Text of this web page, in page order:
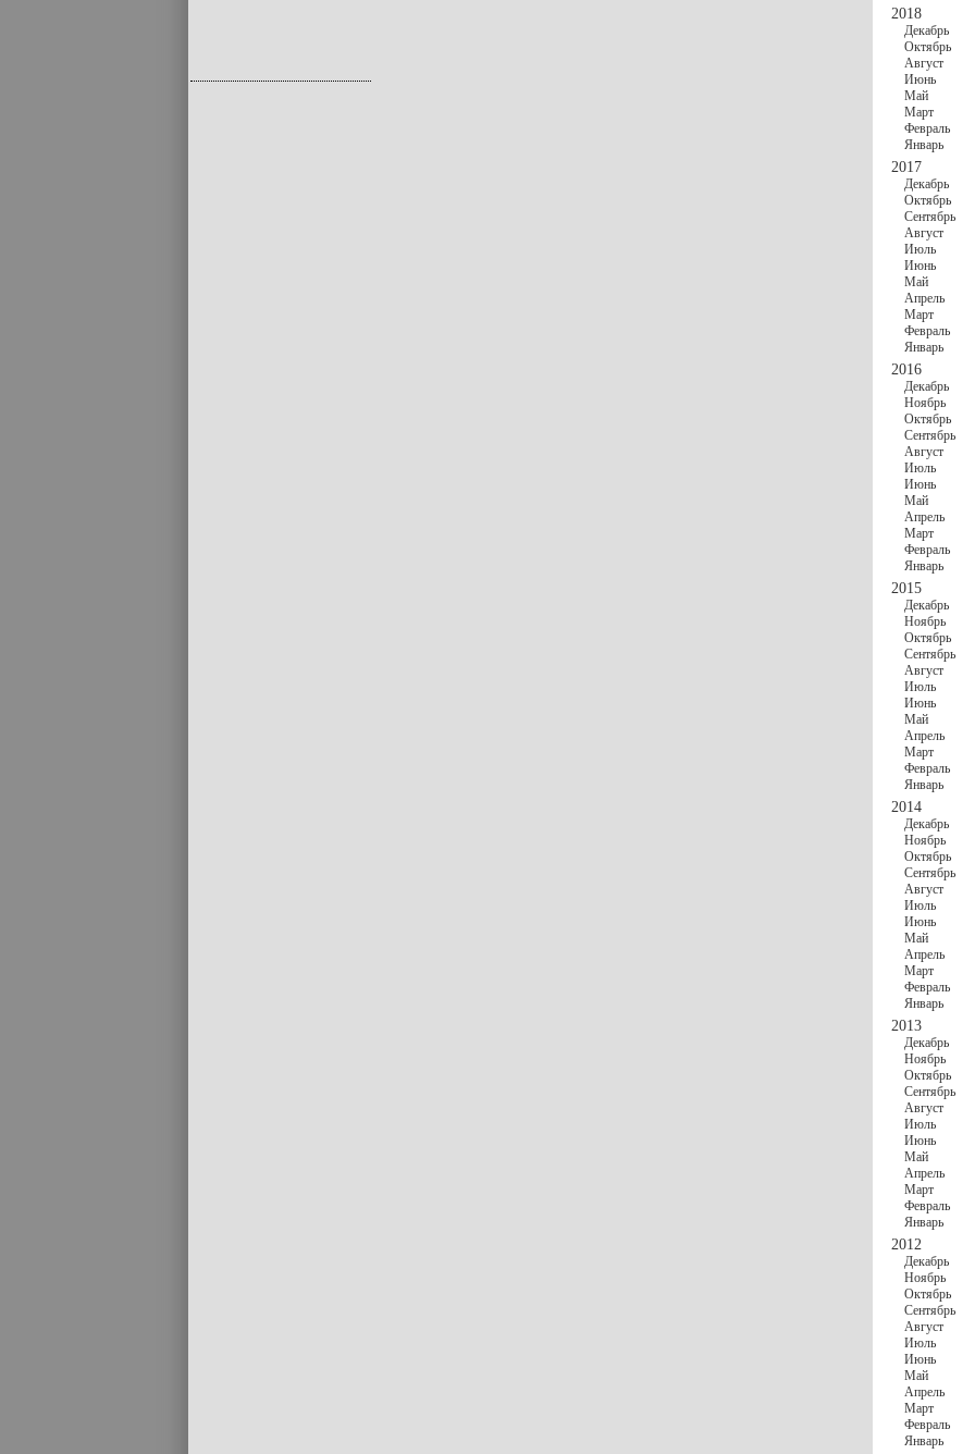
2018
Декабрь
Октябрь
Август
Июнь
Май
Март
Февраль
Январь
2017
Декабрь
Октябрь
Сентябрь
Август
Июль
Июнь
Май
Апрель
Март
Февраль
Январь
2016
Декабрь
Ноябрь
Октябрь
Сентябрь
Август
Июль
Июнь
Май
Апрель
Март
Февраль
Январь
2015
Декабрь
Ноябрь
Октябрь
Сентябрь
Август
Июль
Июнь
Май
Апрель
Март
Февраль
Январь
2014
Декабрь
Ноябрь
Октябрь
Сентябрь
Август
Июль
Июнь
Май
Апрель
Март
Февраль
Январь
2013
Декабрь
Ноябрь
Октябрь
Сентябрь
Август
Июль
Июнь
Май
Апрель
Март
Февраль
Январь
2012
Декабрь
Ноябрь
Октябрь
Сентябрь
Август
Июль
Июнь
Май
Апрель
Март
Февраль
Январь